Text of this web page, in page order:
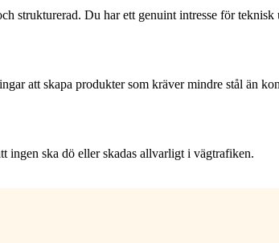
strukturerad. Du har ett genuint intresse för
att skapa produkter som kräver mindre stål än
ingen ska dö eller skadas allvarligt i vägtrafiken.